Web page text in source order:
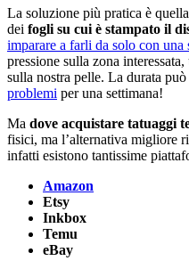
La soluzione più pratica è
dei fogli su cui è stampato il
imparare a farli da solo con una
pressione sulla zona
sulla nostra pelle. La durata
problemi per una settimana!
Ma dove acquistare tatuaggi
fisici, ma l’alternativa migliore
infatti esistono tantissime
Amazon
Etsy
Inkbox
Temu
eBay